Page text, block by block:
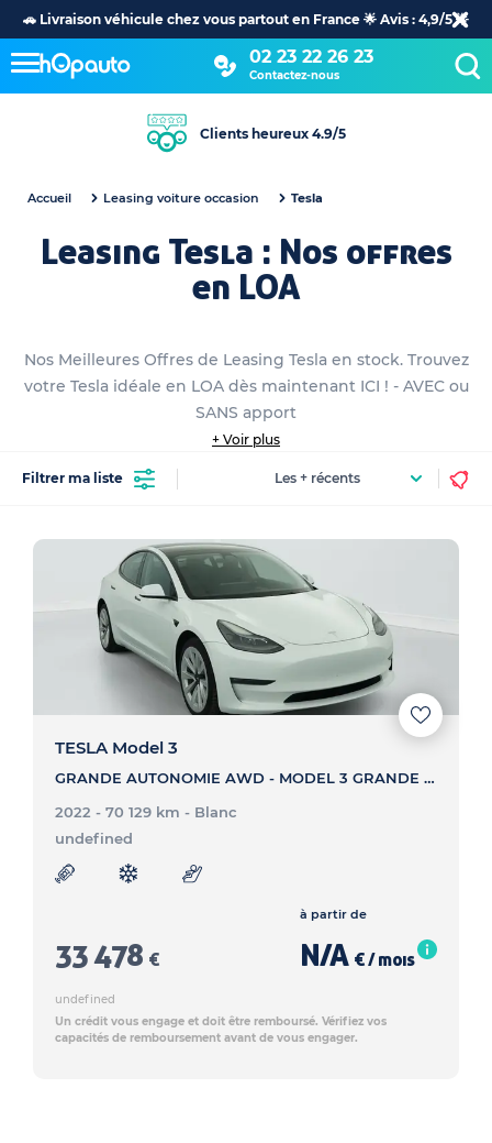
🚗 Livraison véhicule chez vous partout en France 🌟 Avis : 4,9/5 🌟
02 23 22 26 23
Contactez-nous
Clients heureux 4.9/5
Accueil Leasing voiture occasion Tesla
Leasing Tesla : Nos offres
en LOA
Nos Meilleures Offres de Leasing Tesla en stock. Trouvez
votre Tesla idéale en LOA dès maintenant ICI ! - AVEC ou
SANS apport
+ Voir plus
Filtrer ma liste
TESLA Model 3
GRANDE AUTONOMIE AWD - MODEL 3 GRANDE AUTONOMIE AWD
2022 - 70 129 km - Blanc
undefined
33 478 €
à partir de
N/A € / mois
undefined
Un crédit vous engage et doit être remboursé. Vérifiez vos
capacités de remboursement avant de vous engager.